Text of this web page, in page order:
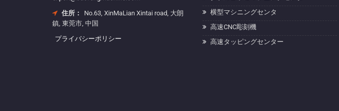
住所：
No.63, XinMaLian Xintai road, 大朗
鎮, 東莞市, 中国
プライバシーポリシー
横型マシニングセンタ
高速CNC彫刻機
高速タッピングセンター